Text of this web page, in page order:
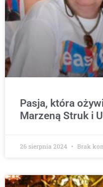
Pasja, która
Marzeną Struk i
26 sierpnia 2024 Brak